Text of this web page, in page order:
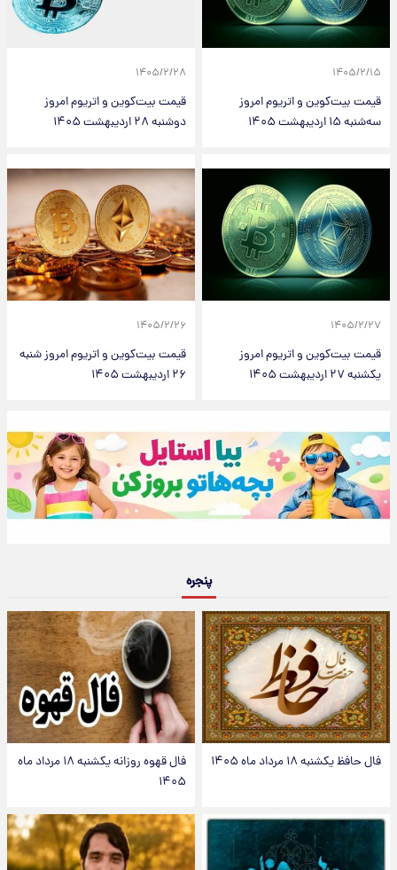
۱۴۰۵/۲/۱۵
قیمت بیت‌کوین و اتریوم امروز
سه‌شنبه ۱۵ اردیبهشت ۱۴۰۵
۱۴۰۵/۲/۲۸
قیمت بیت‌کوین و اتریوم امروز
دوشنبه ۲۸ اردیبهشت ۱۴۰۵
۱۴۰۵/۲/۲۷
قیمت بیت‌کوین و اتریوم امروز
یکشنبه ۲۷ اردیبهشت ۱۴۰۵
۱۴۰۵/۲/۲۶
قیمت بیت‌کوین و اتریوم امروز شنبه
۲۶ اردیبهشت ۱۴۰۵
پنجره
فال حافظ یکشنبه ۱۸ مرداد ماه ۱۴۰۵
فال قهوه روزانه یکشنبه ۱۸ مرداد ماه
۱۴۰۵